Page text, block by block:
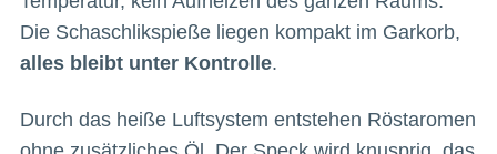
Die Schaschlikspieße liegen kompakt im Garkorb,
alles bleibt unter Kontrolle.
Durch das heiße Luftsystem entstehen Röstaromen